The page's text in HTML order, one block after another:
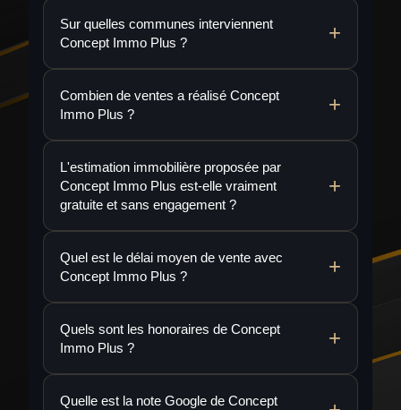
Sur quelles communes interviennent
Concept Immo Plus ?
Combien de ventes a réalisé Concept
Immo Plus ?
L'estimation immobilière proposée par
Concept Immo Plus est-elle vraiment
gratuite et sans engagement ?
Quel est le délai moyen de vente avec
Concept Immo Plus ?
Quels sont les honoraires de Concept
Immo Plus ?
Quelle est la note Google de Concept